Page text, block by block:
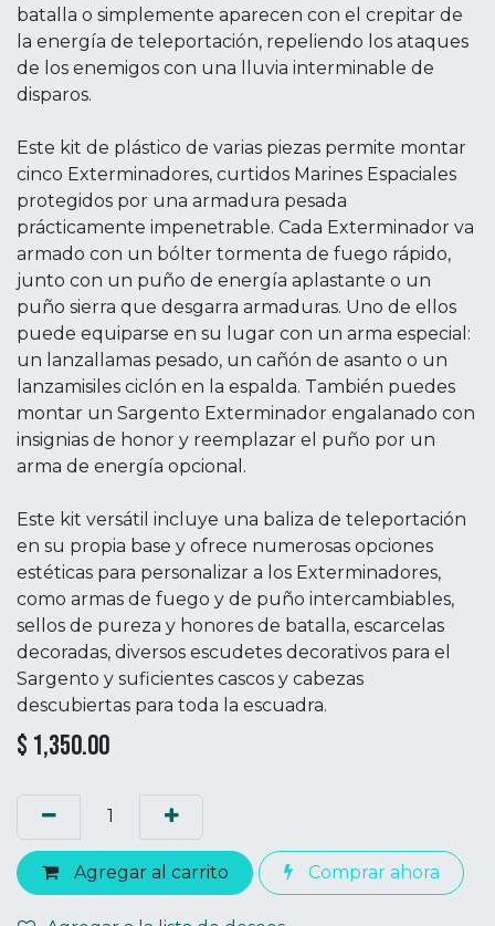
batalla o simplemente aparecen con el crepitar de
la energía de teleportación, repeliendo los ataques
de los enemigos con una lluvia interminable de
disparos.
Este kit de plástico de varias piezas permite montar
cinco Exterminadores, curtidos Marines Espaciales
protegidos por una armadura pesada
prácticamente impenetrable. Cada Exterminador va
armado con un bólter tormenta de fuego rápido,
junto con un puño de energía aplastante o un
puño sierra que desgarra armaduras. Uno de ellos
puede equiparse en su lugar con un arma especial:
un lanzallamas pesado, un cañón de asanto o un
lanzamisiles ciclón en la espalda. También puedes
montar un Sargento Exterminador engalanado con
insignias de honor y reemplazar el puño por un
arma de energía opcional.
Este kit versátil incluye una baliza de teleportación
en su propia base y ofrece numerosas opciones
estéticas para personalizar a los Exterminadores,
como armas de fuego y de puño intercambiables,
sellos de pureza y honores de batalla, escarcelas
decoradas, diversos escudetes decorativos para el
Sargento y suficientes cascos y cabezas
descubiertas para toda la escuadra.
$ 1,350.00
Agregar al carrito Comprar ahora